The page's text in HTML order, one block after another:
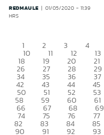
REDMAULE
01/05/2020 - 11:39
HRS
1 2 3 4
10 11 12 13
18 19 20 21
26 27 28 29
34 35 36 37
42 43 44 45
50 51 52 53
58 59 60 61
66 67 68 69
74 75 76 77
82 83 84 85
90 91 92 93